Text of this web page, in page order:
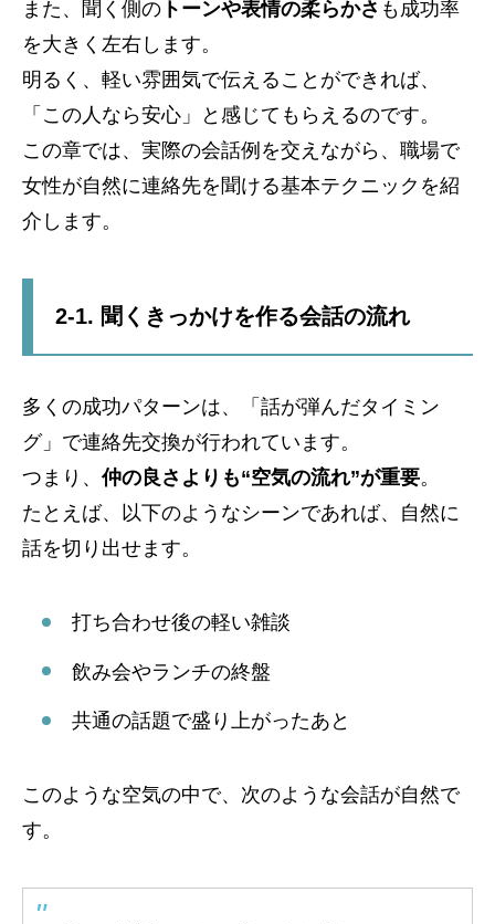
また、聞く側の トーンや表情の柔らかさ も成功率
を大きく左右します。
明るく、軽い雰囲気で伝えることができれば、
「この人なら安心」と感じてもらえるのです。
この章では、実際の会話例を交えながら、職場で
女性が自然に連絡先を聞ける基本テクニックを紹
介します。
2-1. 聞くきっかけを作る会話の流れ
多くの成功パターンは、「話が弾んだタイミン
グ」で連絡先交換が行われています。
つまり、 仲の良さよりも“空気の流れ”が重要。
たとえば、以下のようなシーンであれば、自然に
話を切り出せます。
打ち合わせ後の軽い雑談
飲み会やランチの終盤
共通の話題で盛り上がったあと
このような空気の中で、次のような会話が自然で
す。